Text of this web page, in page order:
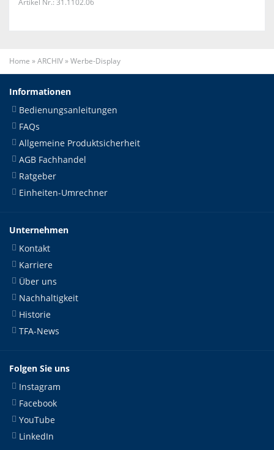
Artikel Nr.: 31.1102.06
Home »ARCHIV»Werbe-Display
Informationen
Bedienungsanleitungen
FAQs
Allgemeine Produktsicherheit
AGB Fachhandel
Ratgeber
Einheiten-Umrechner
Unternehmen
Kontakt
Karriere
Über uns
Nachhaltigkeit
Historie
TFA-News
Folgen Sie uns
Instagram
Facebook
YouTube
LinkedIn